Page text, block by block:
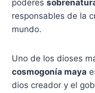
poderes
responsables de la
mundo.
Uno de los dioses
cosmogonía maya
dios creador y el